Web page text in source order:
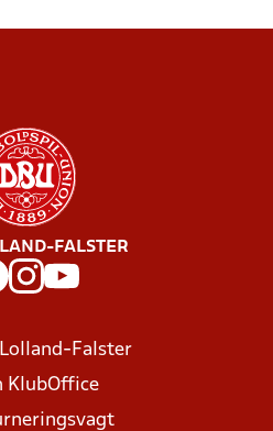
FALSTER
Falster
KlubOffice